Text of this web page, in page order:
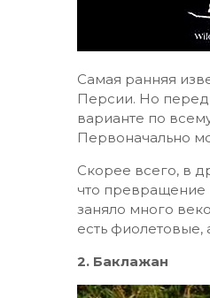
Самая ранняя
Персии. Но перед
варианте по
Первоначально
Скорее всего, в
что превращение
заняло много
есть фиолетовые,
2. Баклажан